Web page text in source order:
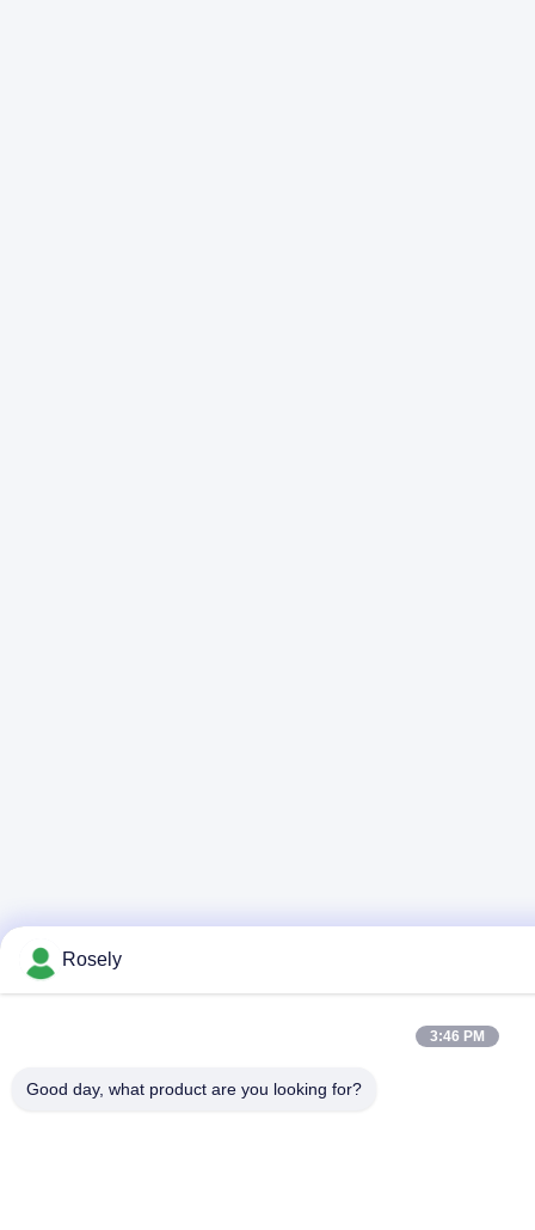
Rosely
3:46 PM
Good day, what product are you looking for?